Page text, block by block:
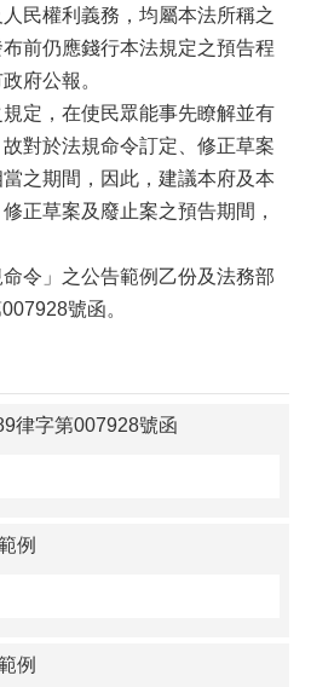
民權利義務，均屬本法所稱之
布前仍應錢行本法規定之預告程
府公報。
定，在使民眾能事先瞭解並有
對於法規命令訂定、修正草案
之期間，因此，建議本府及本
正草案及廢止案之預告期間，
令」之公告範例乙份及法務部
號函。
律字第007928號函
例
例